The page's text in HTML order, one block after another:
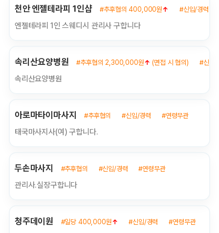
천안 엔젤테라피 1인샵 #추후협의 400,000원↑ #신입/경력
엔젤테라피 1인 스웨디시 관리사 구합니다
속리산요양병원 #추후협의 2,300,000원↑ (면접 시 협의) #신입/
속리산요양병원
아로마타이마사지 #추후협의 #신입/경력 #연령무관
태국마사지사(여) 구합니다.
두손마사지 #추후협의 #신입/경력 #연령무관
관리사.실장구합니다
청주데이원 #일당 400,000원↑ #신입/경력 #연령무관